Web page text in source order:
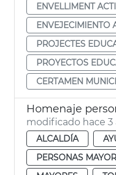
ENVELLIMENT
ENVEJECIMIENTO
PROJECTES
PROYECTOS
CERTAMEN
Homenaje
modificado hace 3
ALCALDÍA
PERSONAS